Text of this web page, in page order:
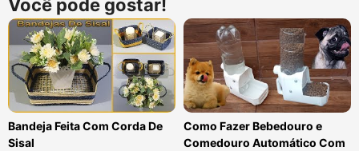
Você pode gostar!
Bandeja Feita Com Corda De
Sisal
Como Fazer Bebedouro e
Comedouro Automático Com